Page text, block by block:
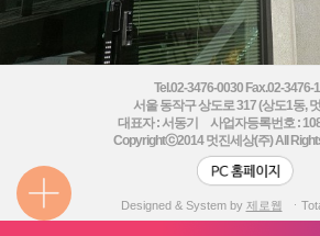
Tel.02-3476-0030 Fax.02-3476-
서울 동작구 상도로 317 (상도1동,
대표자 : 서동기 사업자등록번호 :
Copyrightⓒ2014멋진세상(주) All
Designed & System by 제로웹 ㆍ